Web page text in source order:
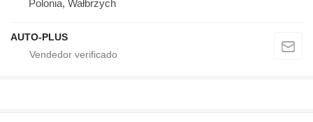
Polonia, Wałbrzych
AUTO-PLUS